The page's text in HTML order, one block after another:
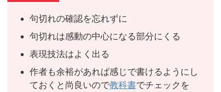
句切れの確認を忘れずに
句切れは感動の中心になる部分にくる
表現技法はよく出る
作者も余裕があれば感じで書けるようにし
ておくと尚良いので教科書でチェックを